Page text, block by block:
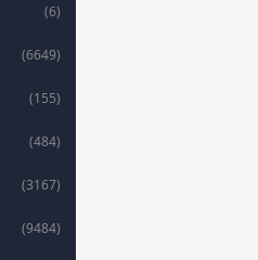
(6)
(6649)
(155)
(484)
(3167)
(9484)